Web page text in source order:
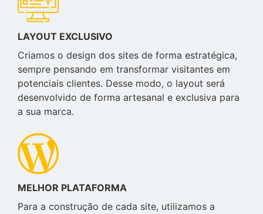
LAYOUT EXCLUSIVO
Criamos o design dos sites de forma estratégica,
sempre pensando em transformar visitantes em
potenciais clientes. Desse modo, o layout será
desenvolvido de forma artesanal e exclusiva para
a sua marca.
MELHOR PLATAFORMA
Para a construção de cada site, utilizamos a